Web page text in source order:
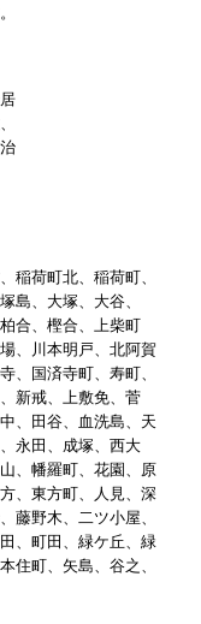
稲荷町北、稲荷町、
島、大塚、大谷、
合、樫合、上柴町
、川本明戸、北阿賀
、国済寺町、寿町、
新戒、上敷免、菅
、田谷、血洗島、天
永田、成塚、西大
、幡羅町、花園、原
、東方町、人見、深
藤野木、二ツ小屋、
、町田、緑ケ丘、緑
住町、矢島、谷之、